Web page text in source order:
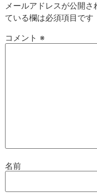
メールアドレスが公開さ
ている欄は必須項目です
コメント ※
名前